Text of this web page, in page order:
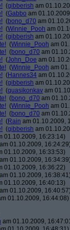
(gibberish am
(Gabbo am
(bono_d70 am
(Winnie_Pooh am
(gibberish am
(Winnie_Pooh am
(bono_d70 am
(John_Doe am
(Winnie_Pooh am
(Hannes34 am
(gibberish am
(quasikonkav am
(bono_d70 am
(Winnie_Pooh am
(bono_d70 am
(Rain am 01.10.2009,
(gibberish am
01.10.2009, 16:23:14)
am 01.10.2009,
01.10.2009, 16:33:53)
am 01.10.2009,
01.10.2009, 16:36:22)
am 01.10.2009,
01.10.2009, 16:40:13)
am 01.10.2009,
01.10.2009, 16:44:08)
am 01.10.2009,